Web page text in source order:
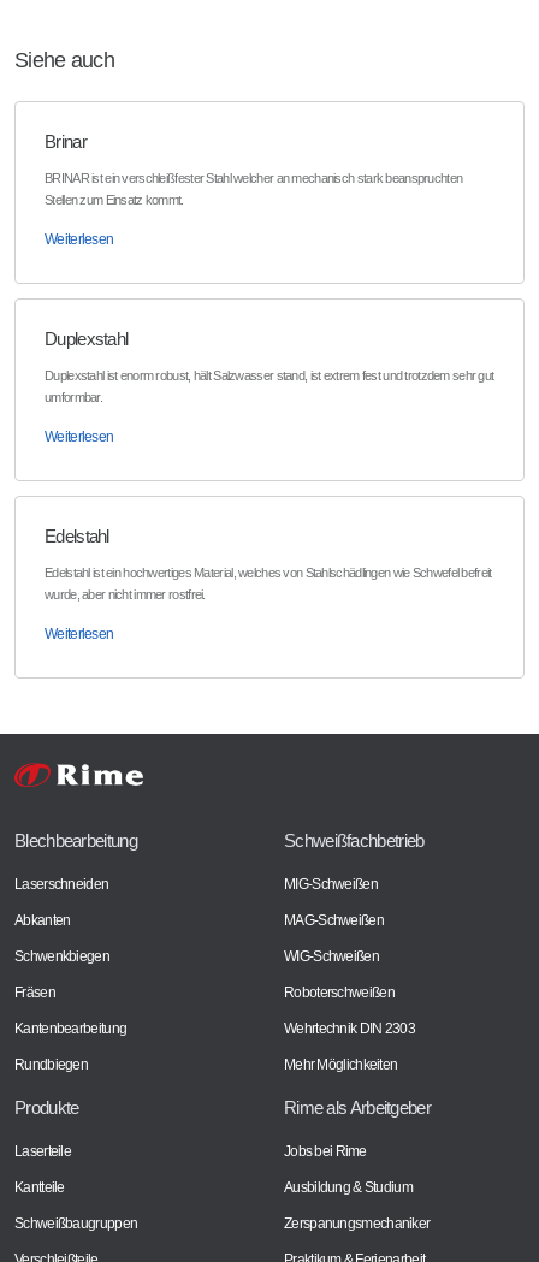
Siehe auch
Brinar
BRINAR ist ein verschleißfester Stahl welcher an mechanisch stark beanspruchten
Stellen zum Einsatz kommt.
Weiterlesen
Duplexstahl
Duplexstahl ist enorm robust, hält Salzwasser stand, ist extrem fest und trotzdem sehr gut
umformbar.
Weiterlesen
Edelstahl
Edelstahl ist ein hochwertiges Material, welches von Stahlschädlingen wie Schwefel befreit
wurde, aber nicht immer rostfrei.
Weiterlesen
Blechbearbeitung
Laserschneiden
Abkanten
Schwenkbiegen
Fräsen
Kantenbearbeitung
Rundbiegen
Schweißfachbetrieb
MIG-Schweißen
MAG-Schweißen
WIG-Schweißen
Roboterschweißen
Wehrtechnik DIN 2303
Mehr Möglichkeiten
Produkte
Laserteile
Kantteile
Schweißbaugruppen
Rime als Arbeitgeber
Jobs bei Rime
Ausbildung & Studium
Zerspanungsmechaniker